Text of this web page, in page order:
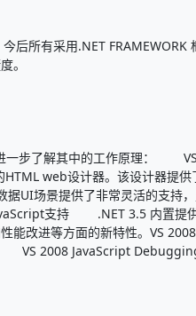
所有采用.NET FRAMEWORK
。
一步了解其中的工作原理：
web设计器。该设计器提供
UI场景提供了非常灵活的支持
支持 .NET 3.5 内置提
能改进等方面的新特性。VS
VS 2008 JavaScript